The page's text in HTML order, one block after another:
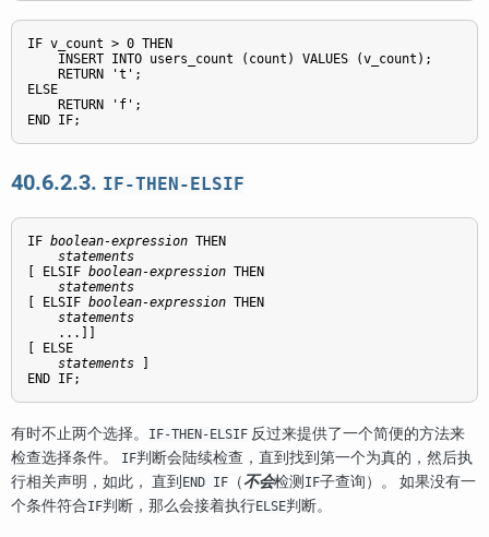
IF v_count > 0 THEN
    INSERT INTO users_count (count) VALUES (v_count);
    RETURN 't';
ELSE
    RETURN 'f';
END IF;
40.6.2.3. IF-THEN-ELSIF
IF boolean-expression THEN
statements
ELSIF boolean-expression THEN
statements
ELSIF boolean-expression THEN
statements
    ...
ELSE
statements
END IF;
有时不止两个选择。 IF-THEN-ELSIF 反过来提供了一个简便的方法来
检查选择条件。
IF判断会陆续检查，直到找到第一个为真的，然后执
行相关声明，如此， 直到 END IF （不会检测 IF子查询）。 如果没有一
个条件符合IF判断，那么会接着执行ELSE判断。